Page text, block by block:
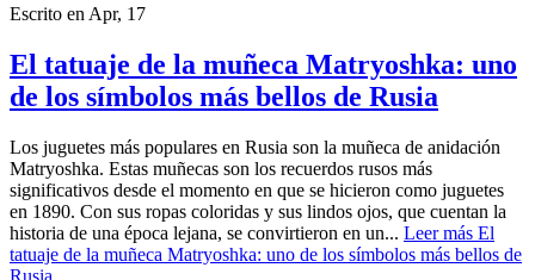
Escrito en Apr, 17
El tatuaje de la muñeca Matryoshka: uno
de los símbolos más bellos de Rusia
Los juguetes más populares en Rusia son la muñeca de anidación
Matryoshka. Estas muñecas son los recuerdos rusos más
significativos desde el momento en que se hicieron como juguetes
en 1890. Con sus ropas coloridas y sus lindos ojos, que cuentan la
historia de una época lejana, se convirtieron en un... Leer más El
tatuaje de la muñeca Matryoshka: uno de los símbolos más bellos de
Rusia